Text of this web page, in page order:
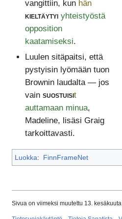
vangittiin, kun hän
kieltäytyi yhteistyöstä
opposition
kaatamiseksi.
Luulen sitäpaitsi, että
pystyisin lyömään tuon
Brownin laudalta — jos
vain suostuisit
auttamaan minua,
Madeline, lisäsi Graig
tarkoittavasti.
Luokka: FinnFrameNet
Sivua on viimeksi muutettu 13. kesäkuuta